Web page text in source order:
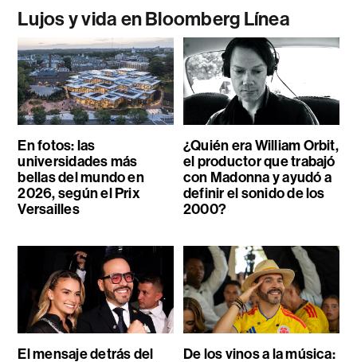
Lujos y vida en Bloomberg Línea
En fotos: las
universidades más
bellas del mundo en
2026, según el Prix
Versailles
¿Quién era William Orbit,
el productor que trabajó
con Madonna y ayudó a
definir el sonido de los
2000?
El mensaje detrás del
De los vinos a la música: